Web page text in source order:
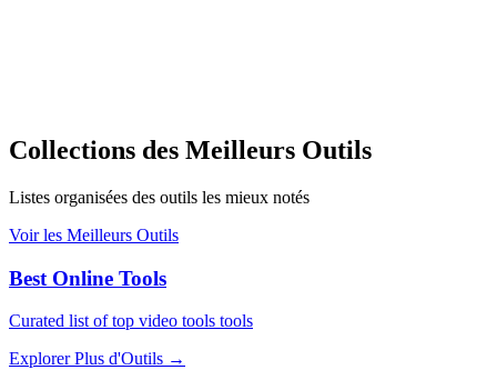
Collections des Meilleurs Outils
Listes organisées des outils les mieux notés
Voir les Meilleurs Outils
Best Online Tools
Curated list of top video tools tools
Explorer Plus d'Outils →